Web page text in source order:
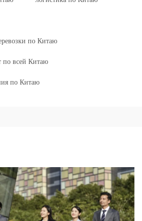
по Китаю
по всей Китаю
по Китаю